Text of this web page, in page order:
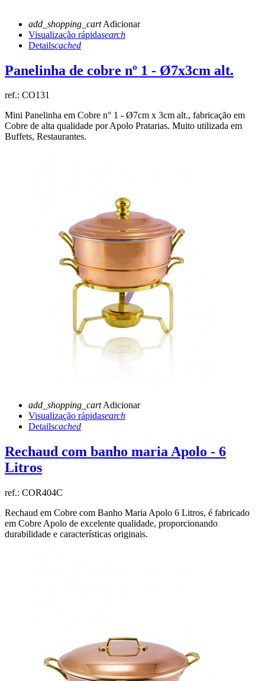
add_shopping_cartAdicionar
Visualização rápidasearch
Detailscached
Panelinha de cobre nº 1 - Ø7x3cm alt.
ref.: CO131
Mini Panelinha em Cobre n° 1 - Ø7cm x 3cm alt., fabricação em
Cobre de alta qualidade por Apolo Pratarias. Muito utilizada em
Buffets, Restaurantes.
add_shopping_cartAdicionar
Visualização rápidasearch
Detailscached
Rechaud com banho maria Apolo - 6
Litros
ref.: COR404C
Rechaud em Cobre com Banho Maria Apolo 6 Litros, é fabricado
em Cobre Apolo de excelente qualidade, proporcionando
durabilidade e características originais.